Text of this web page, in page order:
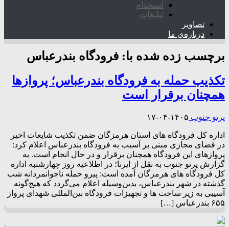
استخدام
تبلیغات
تصاویر
درباره‌ی ما
برچسب زده شده با: فرودگاه بندرعباس
تکذیب حمله به فرودگاه بندرعباس؛ پروازها
همچنان برقرار است
پرتو جنوب ۱۴۰۵-۰۴-۱۷
اداره کل فرودگاه های استان هرمزگان ضمن تکذیب شایعات اخیر
در فضای مجازی مبنی بر آسیب به فرودگاه بندرعباس اعلام کرد:
پروازهای این فرودگاه همچنان برقرار و در حال انجام است. به
گزارش پرتو جنوب به نقل از ایرنا؛ در اطلاعیه روز چهارشنبه اداره
کل فرودگاه های هرمزگان آمده است: پیرو حمله ناجوانمردانه شب
گذشته در شهر بندرعباس، بدین‌وسیله اعلام می‌گردد که هیچ‌گونه
آسیبی به زیر ساخت ها و تجهیزات فرودگاه بین‌المللی شهدای پرواز
۶۵۵ بندرعباس […]